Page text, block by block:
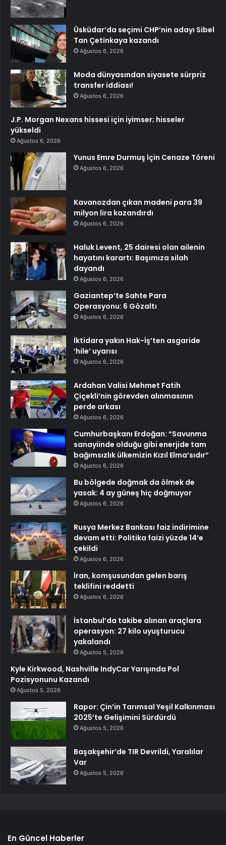
Üsküdar’da seçimi CHP’nin adayı Sibel
Tan Çetinkaya kazandı
Ağustos 6, 2026
Moda dünyasından siyasete sürpriz
transfer iddiası!
Ağustos 6, 2026
J.P. Morgan Nexans hissesi için iyimser; hisseler
yükseldi
Ağustos 6, 2026
Yunus Emre Durmuş İçin Cenaze Töreni
Ağustos 6, 2026
Kavanozdan çıkan madeni para 39
milyon lira kazandırdı
Ağustos 6, 2026
Haluk Levent, 25 dairesi olan ailenin
hayatını karartı: Başımıza silah
dayandı
Ağustos 6, 2026
Gaziantep’te Sahte Para
Operasyonu: 6 Gözaltı
Ağustos 6, 2026
İktidara yakın Hak-İş’ten asgaride
‘hile’ uyarısı
Ağustos 6, 2026
Ardahan Valisi Mehmet Fatih
Çiçekli’nin görevden alınmasının
perde arkası
Ağustos 6, 2026
Cumhurbaşkanı Erdoğan: “Savunma
sanayiinde olduğu gibi enerjide tam
bağımsızlık ülkemizin Kızıl Elma’sıdır”
Ağustos 6, 2026
Bu bölgede doğmak da ölmek de
yasak: 4 ay güneş hiç doğmuyor
Ağustos 6, 2026
Rusya Merkez Bankası faiz indirimine
devam etti: Politika faizi yüzde 14’e
çekildi
Ağustos 6, 2026
İran, komşusundan gelen barış
teklifini reddetti
Ağustos 6, 2026
İstanbul’da takibe alınan araçlara
operasyon: 27 kilo uyuşturucu
yakalandı
Ağustos 5, 2026
Kyle Kirkwood, Nashville IndyCar Yarışında Pol
Pozisyonunu Kazandı
Ağustos 5, 2026
Rapor: Çin’in Tarımsal Yeşil Kalkınması
2025’te Gelişimini Sürdürdü
Ağustos 5, 2026
Başakşehir’de TIR Devrildi, Yaralılar
Var
Ağustos 5, 2026
En Güncel Haberler